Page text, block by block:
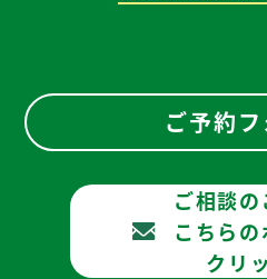
ご予約
ご相談
こちら
クリ